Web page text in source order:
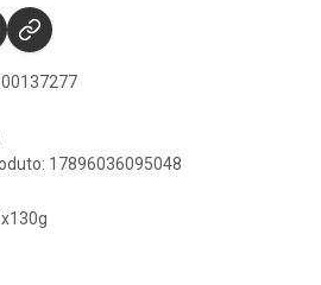
17896036095048